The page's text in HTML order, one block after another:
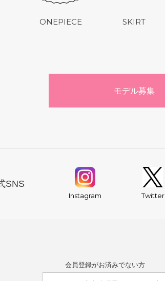
ONEPIECE SKIRT
モデル募集
SNS
Instagram Twitter
会員登録がお済みでない方